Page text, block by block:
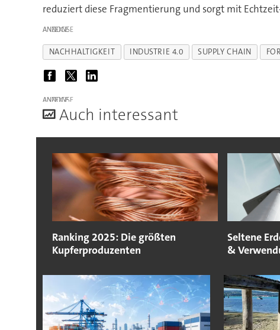
reduziert diese Fragmentierung und sorgt mit
ANZEIGE
NACHHALTIGKEIT INDUSTRIE 4.0 SUPPLY CHAIN
ANZEIGE
Auch interessant
Ranking 2025: Die größten
Kupferproduzenten
Seltene
&